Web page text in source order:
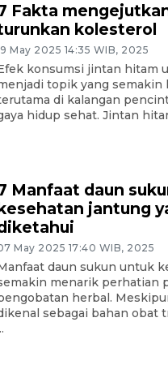
Fakta
kolesterol
May 2025 14:35 WIB, 2025
konsumsi jintan hitam
topik yang semakin
di kalangan
hidup sehat. Jintan
Manfaat daun
jantung
May 2025 17:40 WIB, 2025
daun sukun untuk
menarik perhatian
herbal.
sebagai bahan obat